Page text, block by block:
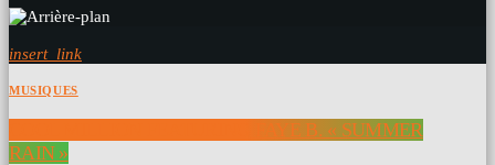
insert_link
MUSIQUES
COOL MILLION FEATURING FAYE B. « SUMMER
RAIN »